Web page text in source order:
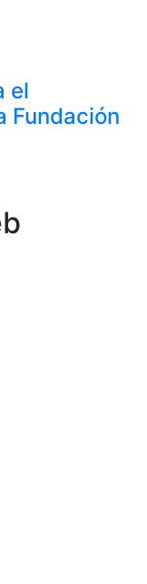
el
Fundación